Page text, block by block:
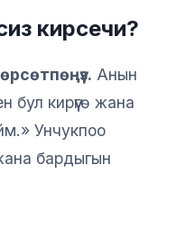
кирсечи?
Анын
кирүүгө жана
Унчукпоо
бардыгын